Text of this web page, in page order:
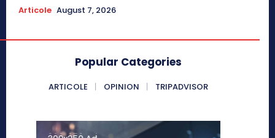
Articole August 7, 2026
Popular Categories
ARTICOLE OPINION TRIPADVISOR